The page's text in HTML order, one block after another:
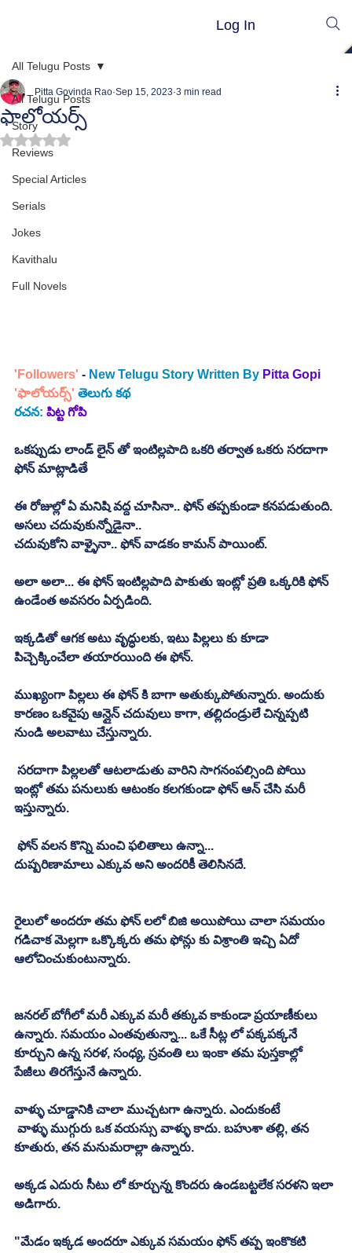
Log In
All Telugu Posts
Story
Reviews
Special Articles
Serials
Jokes
Kavithalu
Full Novels
All Telugu Posts
ఫాలోయర్స్
Pitta Govinda Rao Sep 15, 2023 3 min read
Rated NaN out of 5 stars.
'Followers' - New Telugu Story Written By Pitta Gopi
'ఫాలోయర్స్' తెలుగు కథ
రచన: పిట్ట గోపి
ఒకప్పుడు లాండ్ లైన్ తో ఇంటిల్లపాది ఒకరి తర్వాత ఒకరు సరదాగా
ఫోన్ మాట్లాడితే
ఈ రోజుల్లో ఏ మనిషి వద్ద చూసినా.. ఫోన్ తప్పకుండా కనపడుతుంది.
అసలు చదువుకున్నోడైనా..
చదువుకోని వాళ్ళైనా.. ఫోన్ వాడకం కామన్ పాయింట్.
అలా అలా... ఈ ఫోన్ ఇంటిల్లపాది పాకుతు ఇంట్లో ప్రతి ఒక్కరికి ఫోన్
ఉండేంత అవసరం ఏర్పడింది.
ఇక్కడితో ఆగక అటు వృద్ధులకు, ఇటు పిల్లలు కు కూడా
పిచ్చెక్కించేలా తయారయింది ఈ ఫోన్.
ముఖ్యంగా పిల్లలు ఈ ఫోన్ కి బాగా అతుక్కుపోతున్నారు. అందుకు
కారణం ఒకవైపు ఆన్లైన్ చదువులు కాగా, తల్లిదండ్రులే చిన్నప్పటి
నుండి అలవాటు చేస్తున్నారు.
ఇంట్లో తమ పనులుకు ఆటంకం కలగకుండా ఫోన్ ఆన్ చేసి మరీ
ఇస్తున్నారు.
ఫోన్ వలన కొన్ని మంచి ఫలితాలు ఉన్నా...
దుష్పరిణామాలు ఎక్కువ అని అందరికీ తెలిసినదే.
రైలులో అందరూ తమ ఫోన్ లలో బిజి అయిపోయి చాలా సమయం
గడిచాక మెల్లగా ఒక్కొక్కరు తమ ఫోన్లు కు విశ్రాంతి ఇచ్చి ఏదో
ఆలోచించుకుంటున్నారు.
జనరల్ బోగీలో మరీ ఎక్కువ మరీ తక్కువ కాకుండా ప్రయాణీకులు
ఉన్నారు. సమయం ఎంతవుతున్నా... ఒకే సీట్ల లో పక్కపక్కనే
కూర్చుని ఉన్న సరళ, సంధ్య, స్రవంతి లు ఇంకా తమ పుస్తకాల్లో
పేజీలు తిరగేస్తునే ఉన్నారు.
వాళ్ళు చూడ్డానికి చాలా ముచ్చటగా ఉన్నారు. ఎందుకంటే
కూతురు, తన మనుమరాల్లా ఉన్నారు.
అక్కడ ఎదురు సీటు లో కూర్చున్న కొందరు ఉండబట్టలేక సరళని ఇలా
అడిగారు.
"మేడం ఇక్కడ అందరూ ఎక్కువ సమయం ఫోన్ తప్ప ఇంకొకటి